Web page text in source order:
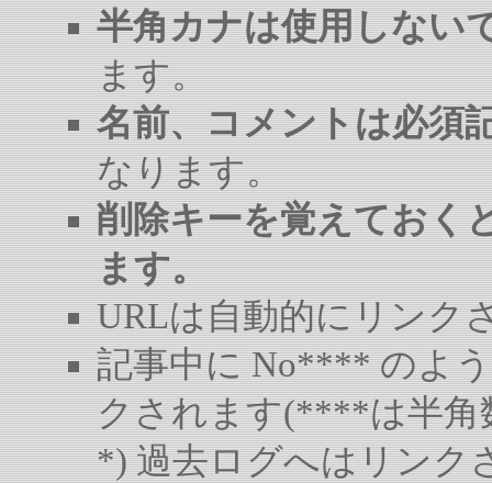
半角カナは使用しない
ます。
名前、コメントは必須
なります。
削除キーを覚えておく
ます。
URLは自動的にリンク
記事中に No**** のよ
クされます(****は半角
*) 過去ログへはリンク